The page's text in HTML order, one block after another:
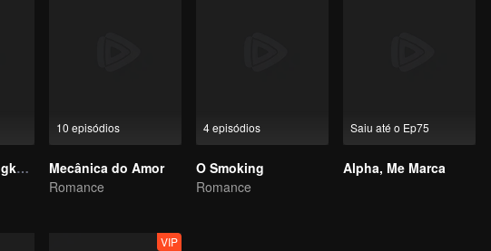
O Rapaz de Bangkok (versão para TV)
10 episódios
Mecânica do Amor
Romance
4 episódios
O Smoking
Romance
Saiu até o Ep75
Alpha, Me Marca
VIP